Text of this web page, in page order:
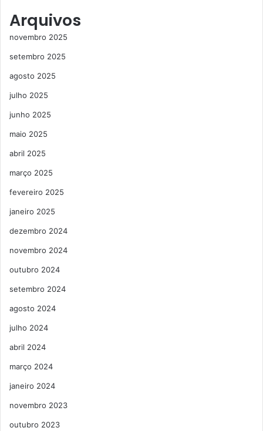
Arquivos
novembro 2025
setembro 2025
agosto 2025
julho 2025
junho 2025
maio 2025
abril 2025
março 2025
fevereiro 2025
janeiro 2025
dezembro 2024
novembro 2024
outubro 2024
setembro 2024
agosto 2024
julho 2024
abril 2024
março 2024
janeiro 2024
novembro 2023
outubro 2023